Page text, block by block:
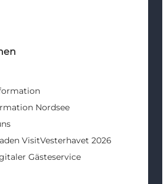
Nordsee
VisitVesterhavet 2026
Gästeservice